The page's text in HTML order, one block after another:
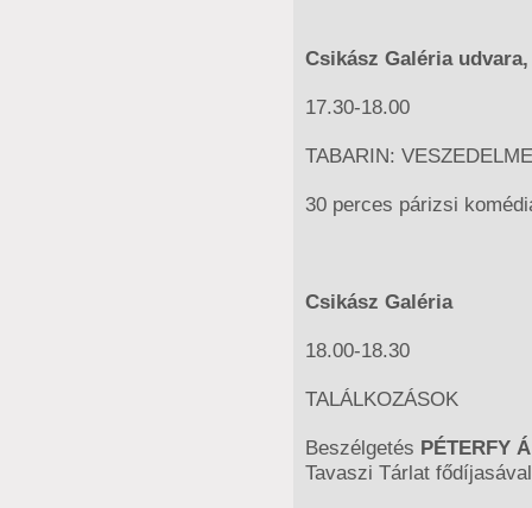
Csikász Galéria
17.30-18.00
TABARIN:
30 perces párizsi
Csikász Galéria
18.00-18.30
TALÁLKOZÁSOK
Beszélgetés PÉTERFY
Tavaszi Tárlat fődíjasával